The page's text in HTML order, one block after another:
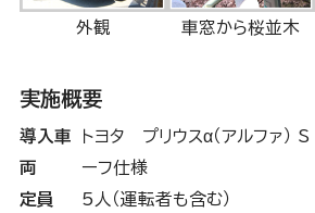
外観 車窓から桜並木
実施概要
導入車
両
トヨタ プリウスα（アルファ）
ーフ仕様
定員
5人（運転者も含む）